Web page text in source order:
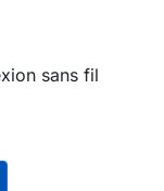
sans fil